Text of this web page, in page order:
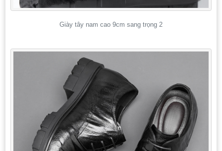
Giày tây nam cao 9cm sang trọng 2